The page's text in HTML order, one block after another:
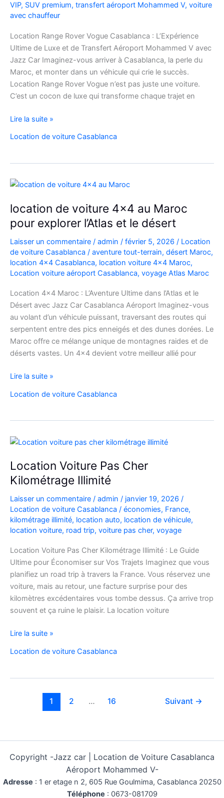
VIP, SUV premium, transfert aéroport Mohammed V, voiture
avec chauffeur
Location Range Rover Vogue Casablanca : L’Expérience
Ultime de Luxe et de Transfert Aéroport Mohammed V avec
Jazz Car Imaginez-vous arriver à Casablanca, la perle du
Maroc, et monter dans un véhicule qui crie le succès.
Location Range Rover Vogue n’est pas juste une voiture.
C’est un cocon de luxe qui transforme chaque trajet en
Location
Rover
Casablanca
Lire la suite »
Location de voiture Casablanca
location de voiture 4×4 au Maroc
pour explorer l’Atlas et le désert
Laisser un commentaire / admin / février 5, 2026 / Location
de voiture Casablanca / aventure tout-terrain, désert Maroc,
location 4x4 Casablanca, location voiture 4x4 Maroc,
Location voiture aéroport Casablanca, voyage Atlas Maroc
Location 4×4 Maroc : L’Aventure Ultime dans l’Atlas et le
Désert avec Jazz Car Casablanca Aéroport Imaginez-vous
au volant d’un véhicule puissant, traversant des routes qui
serpentent entre des pics enneigés et des dunes dorées. Le
Maroc offre ce mélange unique de montagnes raides et de
déserts vastes. Un 4×4 devient votre meilleur allié pour
location
voiture
au
Maroc
pour
explorer
l’Atlas
et
le
désert
Lire la suite »
Location de voiture Casablanca
Location Voiture Pas Cher
Kilométrage Illimité
Laisser un commentaire / admin / janvier 19, 2026 /
Location de voiture Casablanca / économies, France,
kilométrage illimité, location auto, location de véhicule,
location voiture, road trip, voiture pas cher, voyage
Location Voiture Pas Cher Kilométrage Illimité : Le Guide
Ultime pour Économiser sur Vos Trajets Imaginez que vous
planifiez un road trip à travers la France. Vous réservez une
voiture, mais au retour, une facture surprise pour des
kilomètres excédentaires vous tombe dessus. Ça arrive trop
souvent et ça ruine le plaisir. La location voiture
Location
Pas
Kilométrage
Lire la suite »
Location de voiture Casablanca
1 2 … 16 Suivant →
Copyright -Jazz car | Location de Voiture Casablanca
Aéroport Mohammed V-
Adresse : 1 er etage n 2, 605 Rue Goulmima, Casablanca 20250
Téléphone : 0673-081709